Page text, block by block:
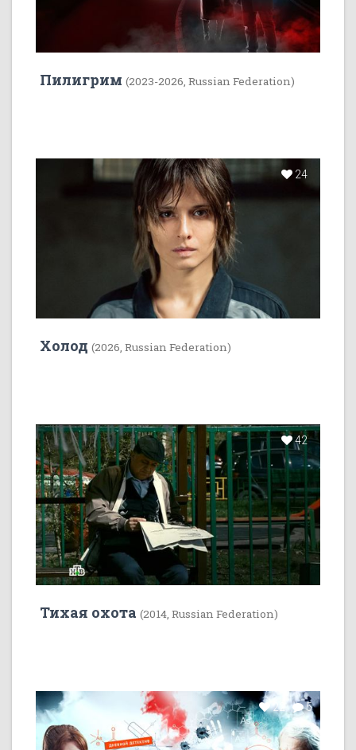
Пилигрим (2023-2026, Russian Federation)
24
Холод (2026, Russian Federation)
42
Тихая охота (2014, Russian Federation)
22 5